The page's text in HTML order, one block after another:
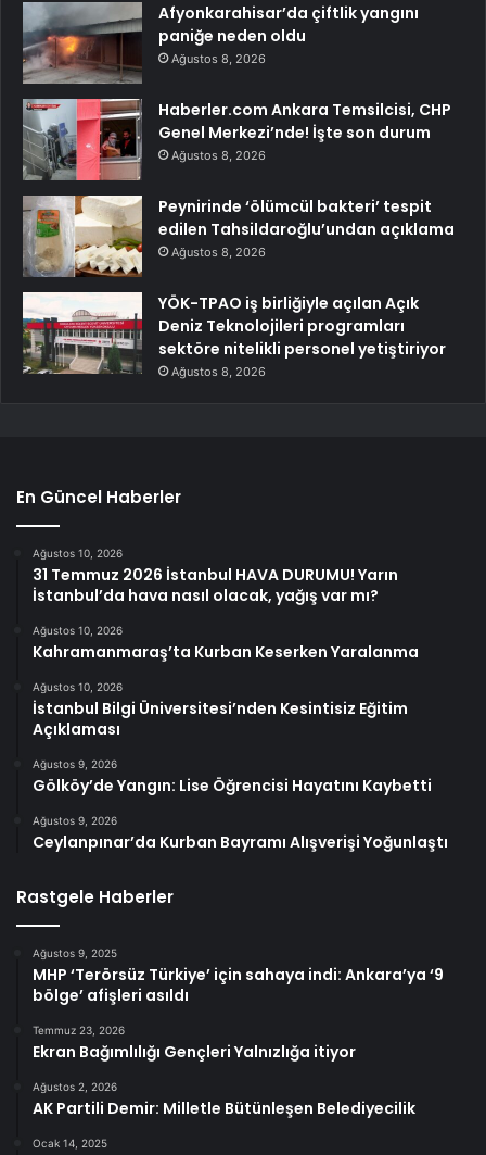
Afyonkarahisar’da çiftlik yangını
paniğe neden oldu
Ağustos 8, 2026
Haberler.com Ankara Temsilcisi, CHP
Genel Merkezi’nde! İşte son durum
Ağustos 8, 2026
Peynirinde ‘ölümcül bakteri’ tespit
edilen Tahsildaroğlu’undan açıklama
Ağustos 8, 2026
YÖK-TPAO iş birliğiyle açılan Açık
Deniz Teknolojileri programları
sektöre nitelikli personel yetiştiriyor
Ağustos 8, 2026
En Güncel Haberler
Ağustos 10, 2026
31 Temmuz 2026 İstanbul HAVA DURUMU! Yarın
İstanbul’da hava nasıl olacak, yağış var mı?
Ağustos 10, 2026
Kahramanmaraş’ta Kurban Keserken Yaralanma
Ağustos 10, 2026
İstanbul Bilgi Üniversitesi’nden Kesintisiz Eğitim
Açıklaması
Ağustos 9, 2026
Gölköy’de Yangın: Lise Öğrencisi Hayatını Kaybetti
Ağustos 9, 2026
Ceylanpınar’da Kurban Bayramı Alışverişi Yoğunlaştı
Rastgele Haberler
Ağustos 9, 2025
MHP ‘Terörsüz Türkiye’ için sahaya indi: Ankara’ya ‘9
bölge’ afişleri asıldı
Temmuz 23, 2026
Ekran Bağımlılığı Gençleri Yalnızlığa itiyor
Ağustos 2, 2026
AK Partili Demir: Milletle Bütünleşen Belediyecilik
Ocak 14, 2025